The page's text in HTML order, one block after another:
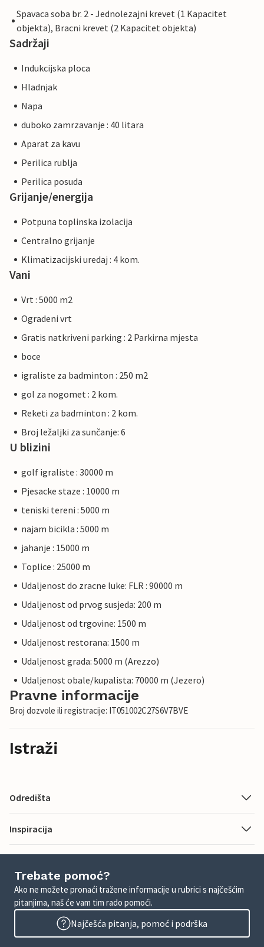
Spavaca soba br. 2 - Jednolezajni krevet (1 Kapacitet
objekta), Bracni krevet (2 Kapacitet objekta)
Sadržaji
Indukcijska ploca
Hladnjak
Napa
duboko zamrzavanje : 40 litara
Aparat za kavu
Perilica rublja
Perilica posuda
Grijanje/energija
Potpuna toplinska izolacija
Centralno grijanje
Klimatizacijski uredaj : 4 kom.
Vani
Vrt : 5000 m2
Ogradeni vrt
Gratis natkriveni parking : 2 Parkirna mjesta
boce
igraliste za badminton : 250 m2
gol za nogomet : 2 kom.
Reketi za badminton : 2 kom.
Broj ležaljki za sunčanje: 6
U blizini
golf igraliste : 30000 m
Pjesacke staze : 10000 m
teniski tereni : 5000 m
najam bicikla : 5000 m
jahanje : 15000 m
Toplice : 25000 m
Udaljenost do zracne luke: FLR : 90000 m
Udaljenost od prvog susjeda: 200 m
Udaljenost od trgovine: 1500 m
Udaljenost restorana: 1500 m
Udaljenost grada: 5000 m (Arezzo)
Udaljenost obale/kupalista: 70000 m (Jezero)
Pravne informacije
Broj dozvole ili registracije: IT051002C27S6V7BVE
Istraži
Odredišta
Inspiracija
Trebate pomoć?
Ako ne možete pronaći tražene informacije u rubrici s najčešćim
pitanjima, naš će vam tim rado pomoći.
Najčešća pitanja, pomoć i podrška